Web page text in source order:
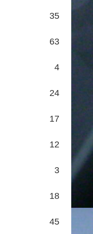
35
63
4
24
17
12
3
18
45